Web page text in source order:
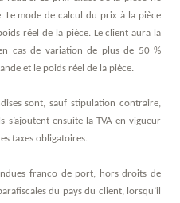
Le mode de calcul du prix à la pièce
réel de la pièce. Le client aura la
cas de variation de plus de 50 %
et le poids réel de la pièce.
sont, sauf stipulation contraire,
s’ajoutent ensuite la TVA en vigueur
taxes obligatoires.
franco de port, hors droits de
du pays du client, lorsqu’il